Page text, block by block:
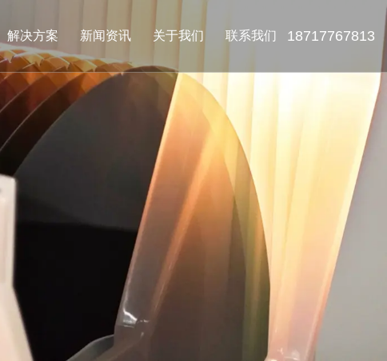
解决方案 新闻资讯 关于我们 联系我们 18717767813